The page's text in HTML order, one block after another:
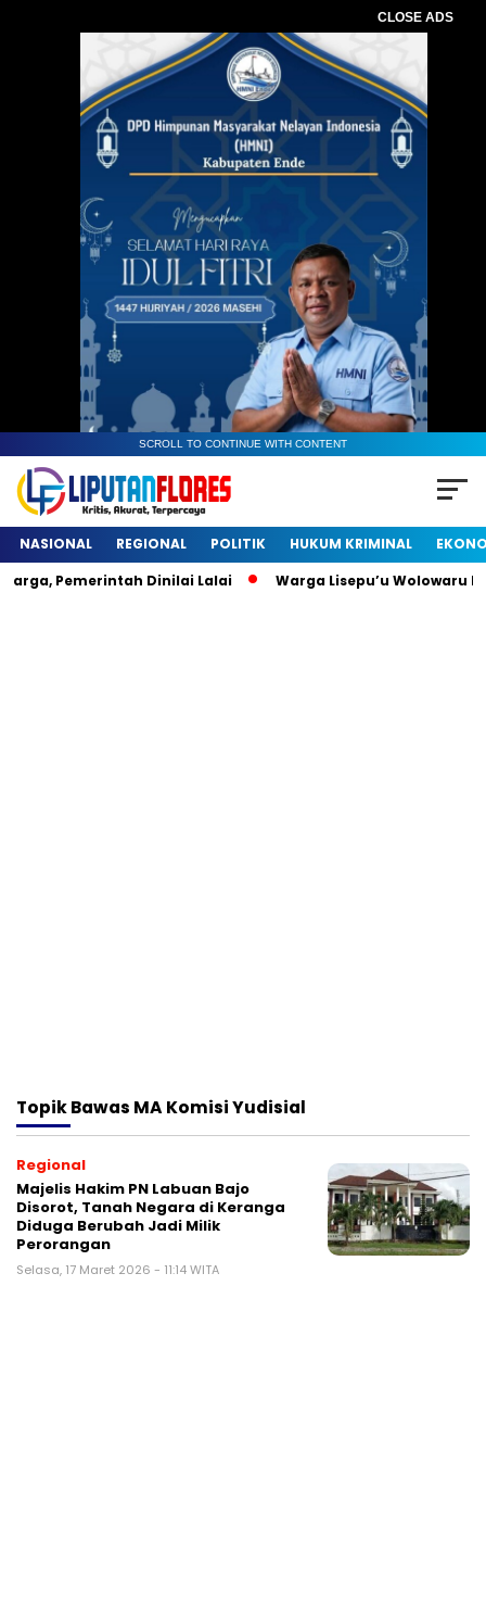
CLOSE ADS
SCROLL TO CONTINUE WITH CONTENT
NASIONAL REGIONAL POLITIK HUKUM KRIMINAL
Pemerintah Dinilai Lalai
Warga Lisepu’u Wolowaru
TopikBawas MA Komisi Yudisial
Regional
Majelis Hakim PN Labuan Bajo
Disorot, Tanah Negara di Keranga
Diduga Berubah Jadi Milik
Perorangan
Selasa, 17 Maret 2026 - 11:14 WITA